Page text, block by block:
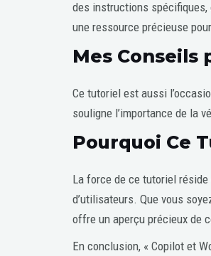
des instructions
une ressource précieuse
Mes
Ce tutoriel est aussi
souligne l’importance de la
Pourquoi Ce
La force de ce tutoriel
d’utilisateurs. Que vous
offre un aperçu précieux de
En conclusion, « Copilot et